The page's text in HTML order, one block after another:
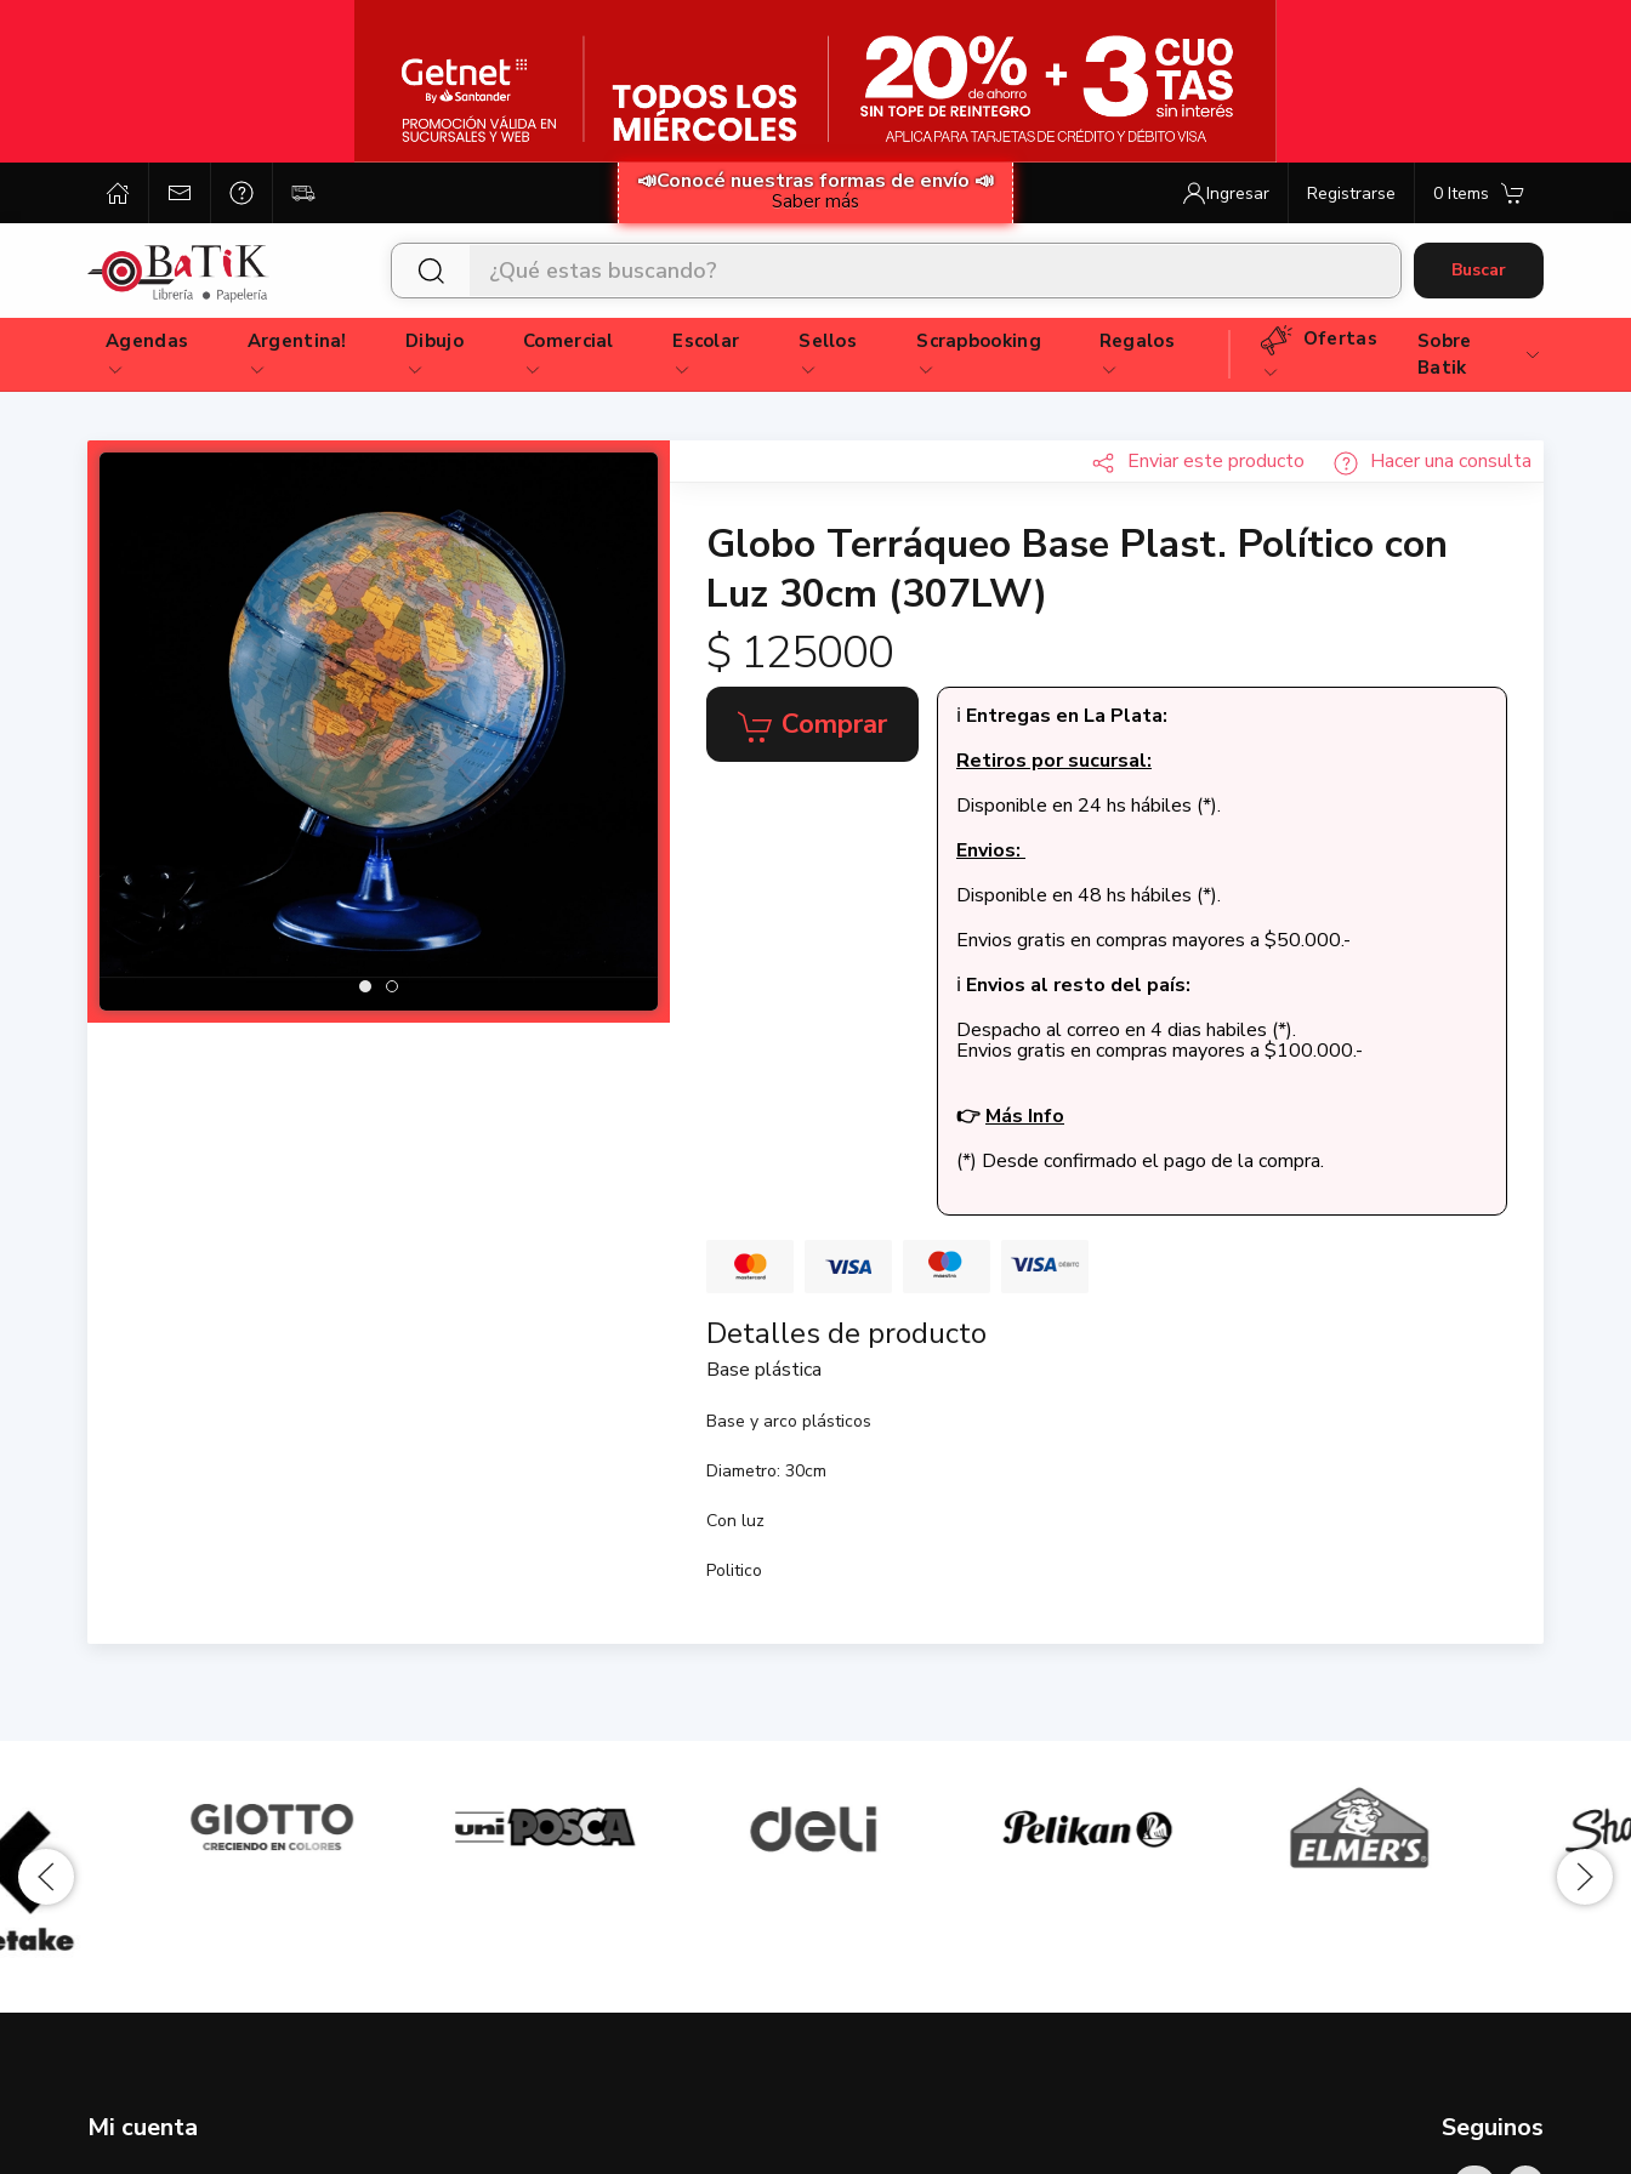
📣Conocé nuestras formas de envío 📣
Saber más Ingresar Registrarse 0 Items
Buscar
Agendas Argentina! Dibujo Comercial Escolar Sellos Scrapbooking Regalos Ofertas
Sobre
Batik
Enviareste producto Hacer una consulta
Globo Terráqueo Base Plast. Político con
Luz 30cm (307LW)
$ 125000
Comprar ℹ️ Entregas en La Plata:
Retiros por sucursal:
Disponible en 24 hs hábiles (*).
Envios:
Disponible en 48 hs hábiles (*).
Envios gratis en compras mayores a $50.000.-
ℹ️ Envios al resto del país:
Despacho al correo en 4 dias habiles (*).
Envios gratis en compras mayores a $100.000.-
👉Más Info
(*) Desde confirmado el pago de la compra.
Detalles de producto
Base plástica
Base y arco plásticos
Diametro: 30cm
Con luz
Politico
Mi cuenta Seguinos